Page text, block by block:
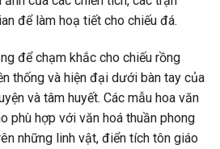
để làm hoạ tiết cho chiếu đá.
để chạm khắc cho chiếu rồng
thống và hiện đại dưới bàn tay của
và tâm huyết. Các mẫu hoa văn
phù hợp với văn hoá thuần phong
những linh vật, điển tích tôn giáo